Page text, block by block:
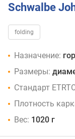
Schwalbe
folding
Назначение:
Размеры:
Стандарт
Плотность
Вес: 1020 г